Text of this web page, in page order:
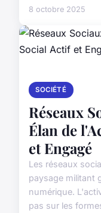
8 octobre 2025
SOCIÉTÉ
Réseaux
Élan de
et Engagé
Les réseaux
paysage militant
numérique.
pas sur les